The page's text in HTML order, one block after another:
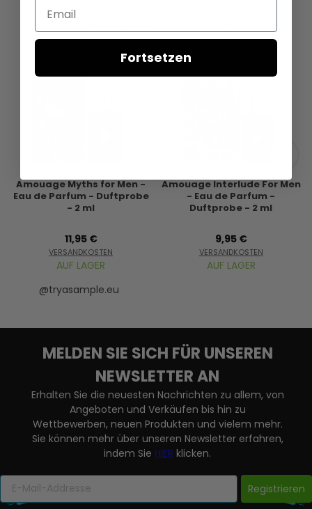
Amouage Myths for Men -
Eau de Parfum - Duftprobe
- 2 ml
11,95 €
VERSANDKOSTEN
AUF LAGER
Amouage Interlude For Men
- Eau de Parfum -
Duftprobe - 2 ml
9,95 €
VERSANDKOSTEN
AUF LAGER
@tryasample.eu
MELDEN SIE SICH FÜR UNSEREN
NEWSLETTER AN
Erhalten Sie die neuesten Nachrichten zu allem, von
Angeboten und Verkäufen bis hin zu
Wettbewerben, neuen Produkten und vielem mehr.
Sie können mehr über unseren Newsletter erfahren,
indem SieHIER klicken.
Registrieren
Email
Fortsetzen